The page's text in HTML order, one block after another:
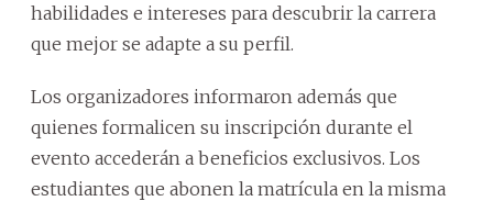
habilidades e intereses para descubrir la carrera
que mejor se adapte a su perfil.
Los organizadores informaron además que
quienes formalicen su inscripción durante el
evento accederán a beneficios exclusivos. Los
estudiantes que abonen la matrícula en la misma